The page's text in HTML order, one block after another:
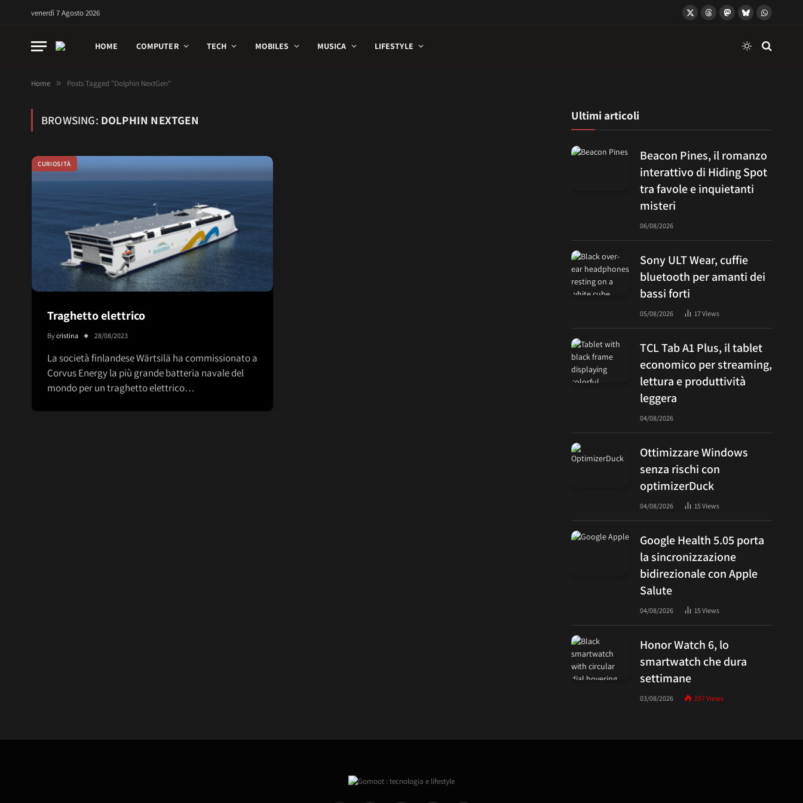
venerdì 7 Agosto 2026
X
ThreadsMastodon
BlueskyWhatsApp
HOME COMPUTER TECH MOBILES MUSICA LIFESTYLE
Home » Posts Tagged "Dolphin NextGen"
BROWSING: DOLPHIN NEXTGEN
CURIOSITÀ
Traghetto elettrico
Bycristina 28/08/2023
La società finlandese Wärtsilä ha commissionato a
Corvus Energy la più grande batteria navale del
mondo per un traghetto elettrico…
Ultimi articoli
Beacon Pines, il romanzo
interattivo di Hiding Spot
tra favole e inquietanti
misteri
06/08/2026
Sony ULT Wear, cuffie
bluetooth per amanti dei
bassi forti
05/08/2026 17Views
TCL Tab A1 Plus, il tablet
economico per streaming,
lettura e produttività
leggera
04/08/2026
Ottimizzare Windows
senza rischi con
optimizerDuck
04/08/2026 15Views
Google Health 5.05 porta
la sincronizzazione
bidirezionale con Apple
Salute
04/08/2026 15Views
Honor Watch 6, lo
smartwatch che dura
settimane
03/08/2026 297Views